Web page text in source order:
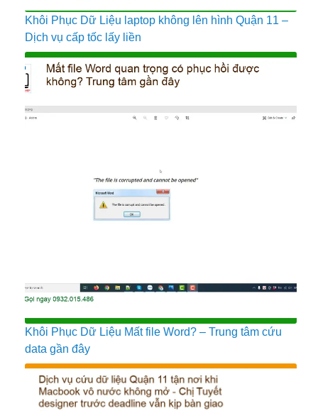
Khôi Phục Dữ Liệu laptop không lên hình Quận 11 –
Dịch vụ cấp tốc lấy liền
Khôi Phục Dữ Liệu Mất file Word? – Trung tâm cứu
data gần đây